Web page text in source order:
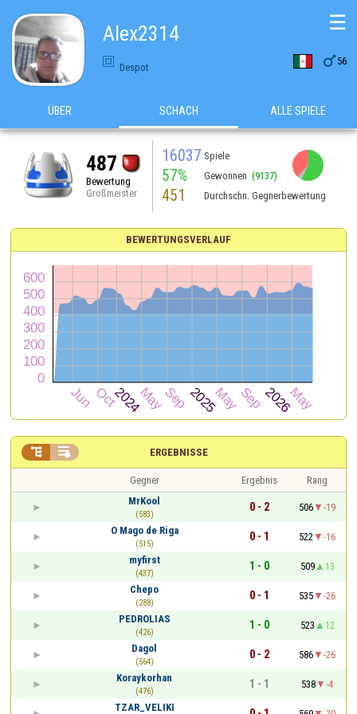
Alex2314
Despot  56
☰
ÜBER SCHACH ALLE SPIELE
487
Bewertung
Großmeister
16037 Spiele
57% Gewonnen (9137)
451 Durchschn. Gegnerbewertung
BEWERTUNGSVERLAUF
ERGEBNISSE
 
Gegner Ergebnis
Rang
MrKool
(583)
0 - 2 506
-19
O Mago de Riga
(515)
0 - 1 522
-16
myfirst
(437)
1 - 0 509
13
Chepo
(288)
0 - 1 535
-26
PEDROLIAS
(426)
1 - 0 523
12
Dagol
(564)
0 - 2 586
-26
Koraykorhan
(476)
1 - 1 538
-4
TZAR_VELIKI